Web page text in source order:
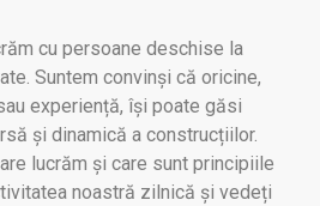
cu persoane deschise la
Suntem convinși că oricine,
experiență, își poate găsi
și dinamică a construcțiilor.
lucrăm și care sunt principiile
noastră zilnică și vedeți